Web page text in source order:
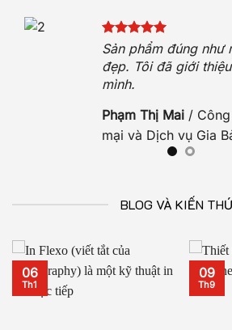
Sản phẩm đúng như
đẹp. Tôi đã giới
mình.
Phạm Thị Mai /
mại và Dịch vụ Gia
BLOG VÀ KIẾN
06
Th1
09
Th9